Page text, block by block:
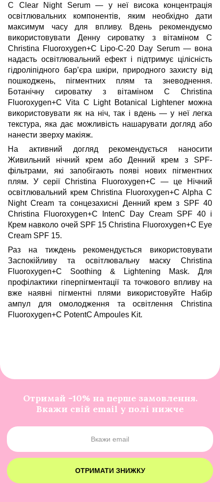
C Clear Night Serum— у неї висока концентрація
освітлювальних компонентів, яким необхідно дати
максимум часу для впливу. Вдень рекомендуємо
використовуватиДенну сироватку з вітаміном С
Christina Fluoroxygen+C Lipo-C-20 Day Serum— вона
надасть освітлювальний ефект і підтримує цілісність
гідроліпідного бар’єра шкіри, природного захисту від
пошкоджень, пігментних плям та зневоднення.
Ботанічну сироватку з вітаміном С Christina
Fluoroxygen+C Vita C Light Botanical Lightener можна
використовувати як на ніч, так і вдень — у неї легка
текстура, яка дає можливість нашарувати догляд або
нанести зверху макіяж.
На активний догляд рекомендується наносити
Живильний нічний крем або Денний крем з SPF-
фільтрами, які запобігають появі нових пігментних
плям. У серії Christina Fluoroxygen+C — це
Нічний
освітлювальний крем Christina Fluoroxygen+C Alpha C
Night Cream та сонцезахисні Денний крем з SPF 40
Christina Fluoroxygen+C IntenC Day Cream SPF 40і
Крем навколо очей SPF 15 Christina Fluoroxygen+C Eye
Cream SPF 15.
Раз на тиждень рекомендується використовувати
Заспокійливу та освітлювальну маску Christina
Fluoroxygen+C Soothing & Lightening Mask. Для
профілактики гіперпігментації та точкового впливу на
вже наявні пігментні плями використовуйте
Набір
ампул для омолодження та освітлення Christina
Fluoroxygen+C PotentC Ampoules Kit.
Отримай -10% на перше замовлення.
Вкажи свій email у полі нижче
ОТРИМАТИ ЗНИЖКУ